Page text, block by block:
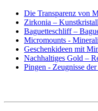
Die Transparenz von
Zirkonia –
Baguetteschliff –
Micromounts -
Geschenkideen mit
Nachhaltiges Gold –
Pingen - Zeugnisse